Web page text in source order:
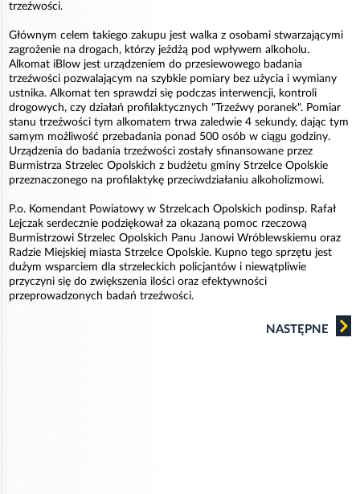
trzeźwości.
Głównym celem takiego zakupu jest walka z osobami stwarzającymi
zagrożenie na drogach, którzy jeżdżą pod wpływem alkoholu.
Alkomat iBlow jest urządzeniem do przesiewowego badania
trzeźwości pozwalającym na szybkie pomiary bez użycia i wymiany
ustnika. Alkomat ten sprawdzi się podczas interwencji, kontroli
drogowych, czy działań profilaktycznych "Trzeźwy poranek". Pomiar
stanu trzeźwości tym alkomatem trwa zaledwie 4 sekundy, dając tym
samym możliwość przebadania ponad 500 osób w ciągu godziny.
Urządzenia do badania trzeźwości zostały sfinansowane przez
Burmistrza Strzelec Opolskich z budżetu gminy Strzelce Opolskie
przeznaczonego na profilaktykę przeciwdziałaniu alkoholizmowi.
P.o. Komendant Powiatowy w Strzelcach Opolskich podinsp. Rafał
Lejczak serdecznie podziękował za okazaną pomoc rzeczową
Burmistrzowi Strzelec Opolskich Panu Janowi Wróblewskiemu oraz
Radzie Miejskiej miasta Strzelce Opolskie. Kupno tego sprzętu jest
dużym wsparciem dla strzeleckich policjantów i niewątpliwie
przyczyni się do zwiększenia ilości oraz efektywności
przeprowadzonych badań trzeźwości.
NASTĘPNE